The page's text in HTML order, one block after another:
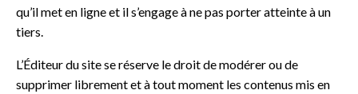
qu’il met en ligne et il s’engage à ne pas porter atteinte à un
tiers.
L’Éditeur du site se réserve le droit de modérer ou de
supprimer librement et à tout moment les contenus mis en